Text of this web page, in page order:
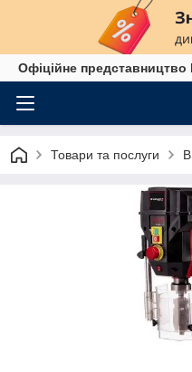
Офіційне представництво
Товари та послуги